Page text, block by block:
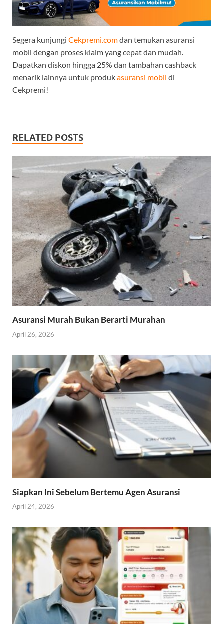
Segera kunjungi Cekpremi.comdan temukan asuransi
mobil dengan proses klaim yang cepat dan mudah.
Dapatkan diskon hingga 25% dan tambahan cashback
menarik lainnya untuk produkasuransi mobil di
Cekpremi!
RELATED POSTS
Asuransi Murah Bukan Berarti Murahan
April 26, 2026
Siapkan Ini Sebelum Bertemu Agen Asuransi
April 24, 2026